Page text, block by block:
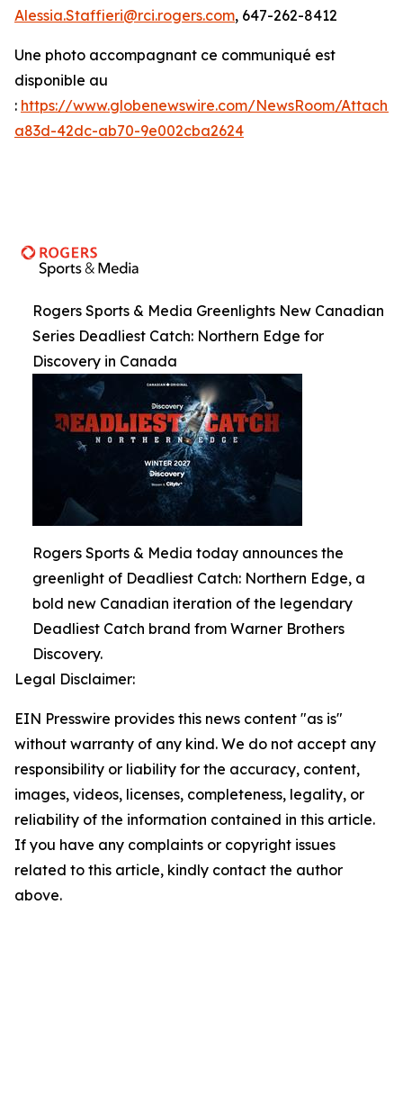
Alessia.Staffieri@rci.rogers.com, 647-262-8412
Une photo accompagnant ce communiqué est
disponible au
: https://www.globenewswire.com/NewsRoom/
a83d-42dc-ab70-9e002cba2624
Rogers Sports & Media Greenlights New Canadian
Series Deadliest Catch: Northern Edge for
Discovery in Canada
Rogers Sports & Media today announces the
greenlight of Deadliest Catch: Northern Edge, a
bold new Canadian iteration of the legendary
Deadliest Catch brand from Warner Brothers
Discovery.
Legal Disclaimer:
EIN Presswire provides this news content "as is"
without warranty of any kind. We do not accept any
responsibility or liability for the accuracy, content,
images, videos, licenses, completeness, legality, or
reliability of the information contained in this article.
If you have any complaints or copyright issues
related to this article, kindly contact the author
above.